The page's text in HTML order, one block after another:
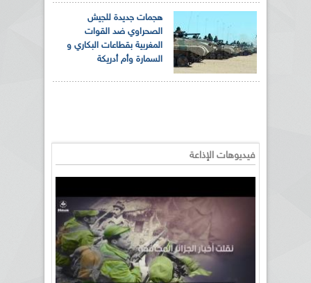
هجمات جديدة للجيش
الصحراوي ضد القوات
المغربية بقطاعات البكاري و
السمارة وأم أدريكة
فيديوهات الإذاعة